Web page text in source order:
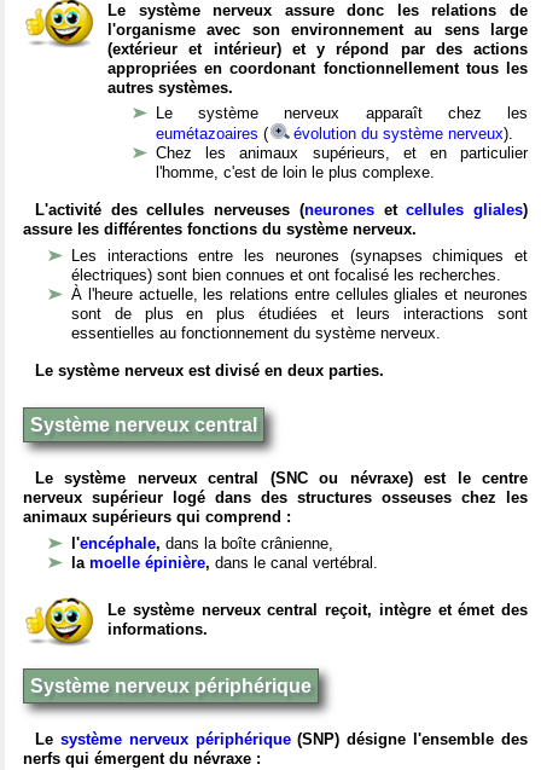
Le système nerveux assure donc les relations de
l'organisme avec son environnement au sens large
(extérieur et intérieur) et y répond par des actions
appropriées en coordonant fonctionnellement tous les
autres systèmes.
Le système nerveux apparaît chez les
eumétazoaires ( évolution du système nerveux).
Chez les animaux supérieurs, et en particulier
l'homme, c'est de loin le plus complexe.
L'activité des cellules nerveuses (neuronesetcellules gliales)
assure les différentes fonctions du système nerveux.
Les interactions entre les neurones (synapses chimiques et
électriques) sont bien connues et ont focalisé les recherches.
À l'heure actuelle, les relations entre cellules gliales et neurones
sont de plus en plus étudiées et leurs interactions sont
essentielles au fonctionnement du système nerveux.
Le système nerveux est divisé en deux parties.
Système nerveux central
Le système nerveux central (SNC ou névraxe) est le centre
nerveux supérieur logé dans des structures osseuses chez les
animaux supérieurs qui comprend :
l'encéphale, dans la boîte crânienne,
la moelle épinière, dans le canal vertébral.
Le système nerveux central reçoit, intègre et émet des
informations.
Système nerveux périphérique
Le système nerveux périphérique(SNP) désigne l'ensemble des
nerfs qui émergent du névraxe :